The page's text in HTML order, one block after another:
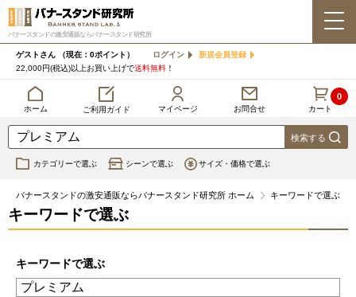
バナースタンドの激安通販ならバナースタンド研究所
ゲストさん （現在：0ポイント） ログイン
新規会員登録
22,000円(税込)以上お買い上げで送料無料 ！
ホーム ご利用ガイド マイページ お問合せ カート
0
カテゴリーで選ぶ シーンで選ぶ サイズ・価格で選ぶ
バナースタンドの激安通販ならバナースタンド研究所 ホーム キーワードで選ぶ
キーワードで選ぶ
キーワードで選ぶ